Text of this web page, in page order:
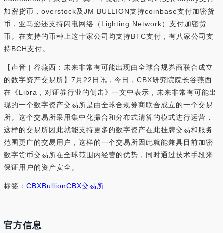
加密货币，overstock及JM BULLION支持coinbase支付加密货
币，亚马逊还支持闪电网络（Lighting Network）支付加密货
币。在支持的币种上这十家公司均支持BTC支付，有八家公司支
持BCH支付。
【声音 | 谷燕西：未来非常有可能出现由全球合规券商联合成立
的数字资产交易所】7月22日讯，今日，CBX研究院院长谷燕西
在《Libra，对证券行业的侧击》一文中表示，未来非常有可能出
现的一个数字资产交易所是由全球合规券商联合成立的一个交易
所。这个交易所采用集中化撮合和分布式清算的模式进行运营，
这样的交易所因此就能支持更多的数字资产在此挂牌交易和服务
范围更广的交易用户，这样的一个交易所因此就能兼具目前加密
数字货币交易所在全球范围内经营的优势，同时通过技术手段来
保证用户的资产安全。
标签： CBXBullionCBX交易所
官方信息